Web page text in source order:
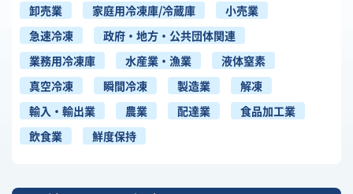
卸売業
家庭用冷凍庫/冷蔵庫
小売業
急速冷凍
政府・地方・公共団体関連
業務用冷凍庫
水産業・漁業
液体窒素
真空冷凍
瞬間冷凍 製造業
解凍
輸入・輸出業
農業 配達業
食品加工業
飲食業
鮮度保持